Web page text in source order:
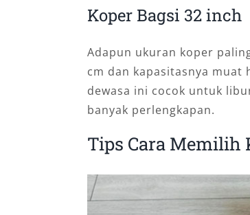
Koper Bagsi 32 inch
Adapun ukuran koper
cm dan kapasitasnya muat
dewasa ini cocok untuk
banyak perlengkapan.
Tips Cara Memilih